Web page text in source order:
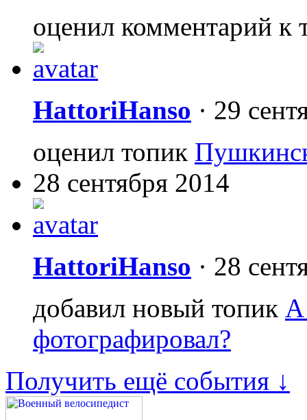
оценил комментарий к
HattoriHanso · 29
оценил топик
28 сентября 2014
HattoriHanso · 28
добавил новый топик А
фотографировал?
Получить ещё события ↓